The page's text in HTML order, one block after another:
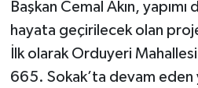
Başkan Cemal Akın,
hayata geçirilecek olan
İlk olarak Orduyeri
665. Sokak’ta devam